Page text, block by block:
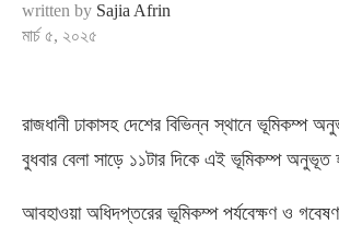
written by Sajia Afrin
মার্চ ৫, ২০২৫
রাজধানী ঢাকাসহ দেশের বিভিন্ন স্থানে
বুধবার বেলা সাড়ে ১১টার দিকে এই ভূমিকম্প অনুভূত
আবহাওয়া অধিদপ্তরের ভূমিকম্প পর্যবেক্ষণ ও